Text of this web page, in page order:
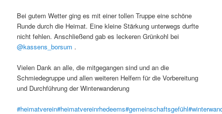
Bei gutem Wetter ging es mit einer tollen Truppe eine schöne
Runde durch die Heimat. Eine kleine Stärkung unterwegs durfte
nicht fehlen. Anschließend gab es leckeren Grünkohl bei
@kassens_borsum .
Vielen Dank an alle, die mitgegangen sind und an die
Schmiedegruppe und allen weiteren Helfern für die Vorbereitung
und Durchführung der Winterwanderung
#heimatverein#heimatvereinrhedeems#gemeinschaftsgefühl